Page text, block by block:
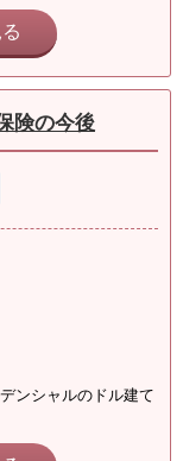
険の今後
ンシャルのドル建て